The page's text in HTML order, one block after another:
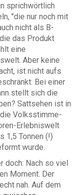
sprichwörtlich
"die nur noch mit
nicht als B-
das Produkt
eine
Aber keine
ist nicht aufs
Bei einer
stellt sich die
Sattsehen ist in
Volksstimme-
Erlebniswelt
1,5 Tonnen (!)
wurde.
doch: Nach so viel
Moment. Der
nah. Auf dem